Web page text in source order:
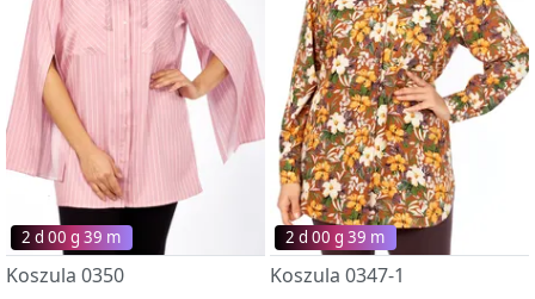
2 d 00 g 39 m
Koszula 0350
2 d 00 g 39 m
Koszula 0347-1